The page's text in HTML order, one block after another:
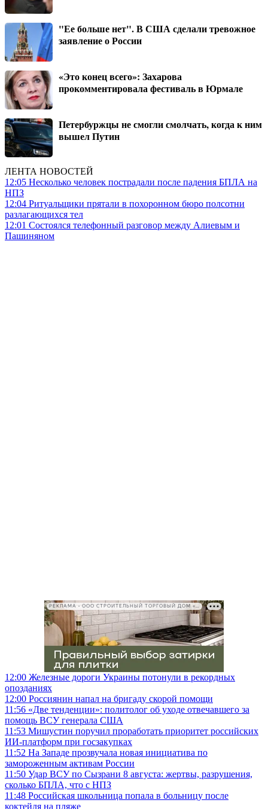
"Ее больше нет". В США сделали тревожное
заявление о России
«Это конец всего»: Захарова
прокомментировала фестиваль в Юрмале
Петербуржцы не смогли смолчать, когда к ним
вышел Путин
ЛЕНТА НОВОСТЕЙ
12:05 Несколько человек пострадали после падения БПЛА на
НПЗ
12:04 Ритуальщики прятали в похоронном бюро полсотни
разлагающихся тел
12:01 Состоялся телефонный разговор между Алиевым и
Пашиняном
РЕКЛАМА • ООО СТРОИТЕЛЬНЫЙ ТОРГОВЫЙ ДОМ «ПЕТРОВИЧ», ИНН 7802348846
12:00 Железные дороги Украины потонули в рекордных
опозданиях
12:00 Россиянин напал на бригаду скорой помощи
11:56 «Две тенденции»: политолог об уходе отвечавшего за
помощь ВСУ генерала США
11:53 Мишустин поручил проработать приоритет российских
ИИ-платформ при госзакупках
11:52 На Западе прозвучала новая инициатива по
замороженным активам России
11:50 Удар ВСУ по Сызрани 8 августа: жертвы, разрушения,
сколько БПЛА, что с НПЗ
11:48 Российская школьница попала в больницу после
коктейля на пляже